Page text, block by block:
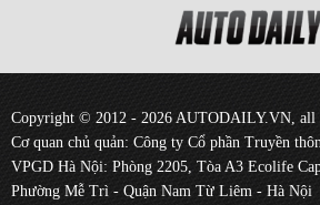
Copyright © 2012 - 2026 AUTODAILY.VN, all
Cơ quan chủ quản: Công ty Cổ phần Truyền
VPGD Hà Nội: Phòng 2205, Tòa A3 Ecolife
Phường Mễ Trì - Quận Nam Từ Liêm - Hà Nội